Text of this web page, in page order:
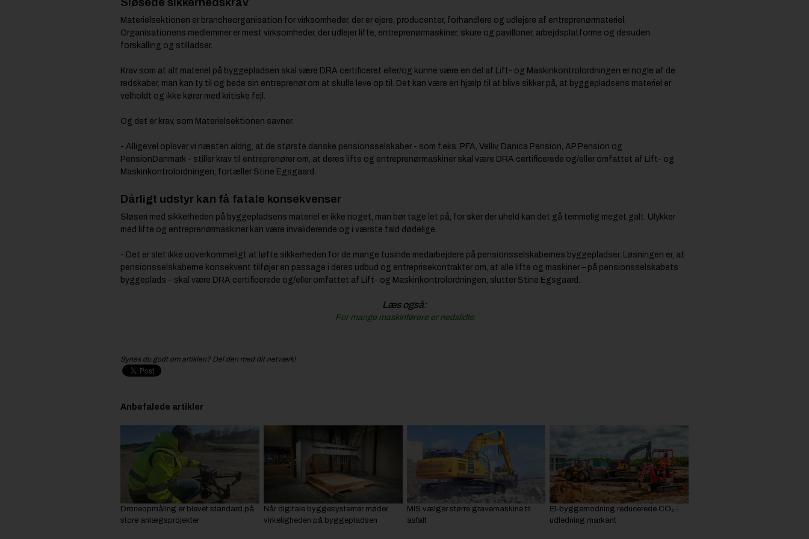
Materielsektionen er brancheorganisation for virksomheder, der er ejere, producenter, forhandlere og udlejere af entreprenørmateriel.
Organisationens medlemmer er mest virksomheder, der udlejer lifte, entreprenørmaskiner, skure og pavilloner, arbejdsplatforme og desuden
forskalling og stilladser.
Krav som at alt materiel på byggepladsen skal være DRA certificeret eller/og kunne være en del af Lift- og Maskinkontrolordningen er nogle af de
redskaber, man kan ty til og bede sin entreprenør om at skulle leve op til. Det kan være en hjælp til at blive sikker på, at byggepladsens materiel er
velholdt og ikke kører med kritiske fejl.
Og det er krav, som Materielsektionen savner.
- Alligevel oplever vi næsten aldrig, at de største danske pensionsselskaber - som f.eks. PFA, Velliv, Danica Pension, AP Pension og
PensionDanmark - stiller krav til entreprenører om, at deres lifte og entreprenørmaskiner skal være DRA certificerede og/eller omfattet af Lift- og
Maskinkontrolordningen, fortæller Stine Egsgaard.
Dårligt udstyr kan få fatale konsekvenser
Sløseri med sikkerheden på byggepladsens materiel er ikke noget, man bør tage let på, for sker der uheld kan det gå temmelig meget galt. Ulykker
med lifte og entreprenørmaskiner kan være invaliderende og i værste fald dødelige.
- Det er slet ikke uoverkommeligt at løfte sikkerheden for de mange tusinde medarbejdere på pensionsselskabernes byggepladser. Løsningen er, at
pensionsselskaberne konsekvent tilføjer en passage i deres udbud og entreprisekontrakter om, at alle lifte og maskiner – på pensionsselskabets
byggeplads – skal være DRA certificerede og/eller omfattet af Lift- og Maskinkontrolordningen, slutter Stine Egsgaard.
Læs også:
For mange maskinførere er nedslidte
Synes du godt om artiklen? Del den med dit netværk!
Anbefalede artikler
Droneopmåling er blevet standard på
store anlægsprojekter
Når digitale byggesystemer møder
virkeligheden på byggepladsen
MIS vælger større gravemaskine til
asfalt
El-byggemodning reducerede CO₂ -
udledning markant